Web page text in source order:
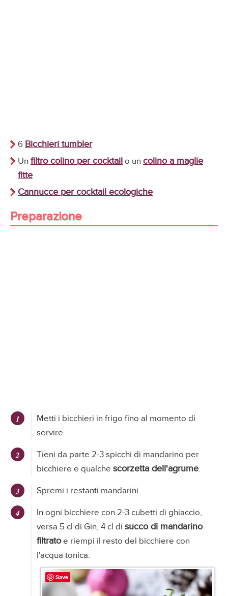
6 Bicchieri tumbler
Un filtro colino per cocktail o un colino a maglie
fitte
Cannucce per cocktail ecologiche
Preparazione
Metti i bicchieri in frigo fino al momento di
servire.
Tieni da parte 2-3 spicchi di mandarino per
bicchiere e qualche scorzetta dell'agrume.
Spremi i restanti mandarini.
In ogni bicchiere con 2-3 cubetti di ghiaccio,
versa 5 cl di Gin, 4 cl di succo di mandarino
filtratoe riempi il resto del bicchiere con
l'acqua tonica.
Save